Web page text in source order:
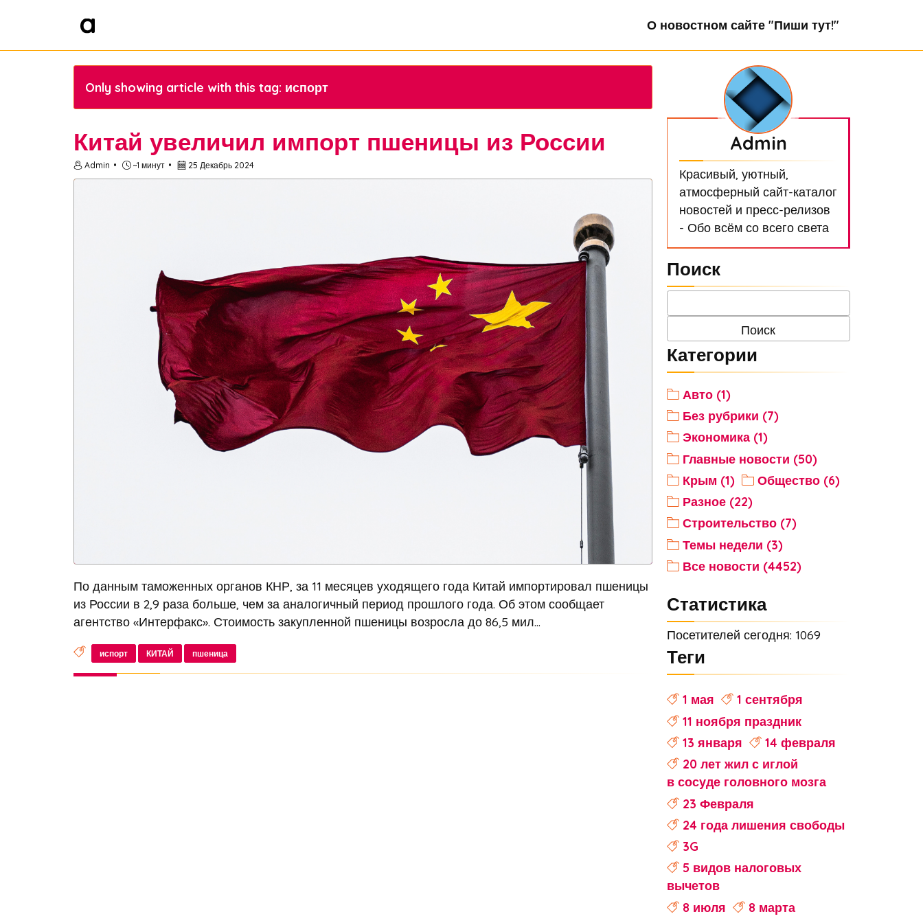
О новостном сайте "Пиши тут!"
Only showing article with this tag: испорт
Китай увеличил импорт пшеницы из России
Admin ~1 минут 25 Декабрь 2024
По данным таможенных органов КНР, за 11 месяцев уходящего года Китай импортировал пшеницы
из России в 2,9 раза больше, чем за аналогичный период прошлого года. Об этом сообщает
агентство «Интерфакс». Стоимость закупленной пшеницы возросла до 86,5 мил...
испорт КИТАЙ пшеница
Admin
Красивый, уютный,
атмосферный сайт-каталог
новостей и пресс-релизов
- Обо всём со всего света
Поиск
Категории
Авто (1)
Без рубрики (7)
Экономика (1)
Главные новости (50)
Крым (1)
Общество (6)
Разное (22)
Строительство (7)
Темы недели (3)
Все новости (4452)
Статистика
Посетителей сегодня: 1069
Теги
1 мая
1 сентября
11 ноября праздник
13 января
14 февраля
20 лет жил с иглой
в сосуде головного мозга
23 Февраля
24 года лишения свободы
3G
5 видов налоговых
вычетов
8 июля
8 марта